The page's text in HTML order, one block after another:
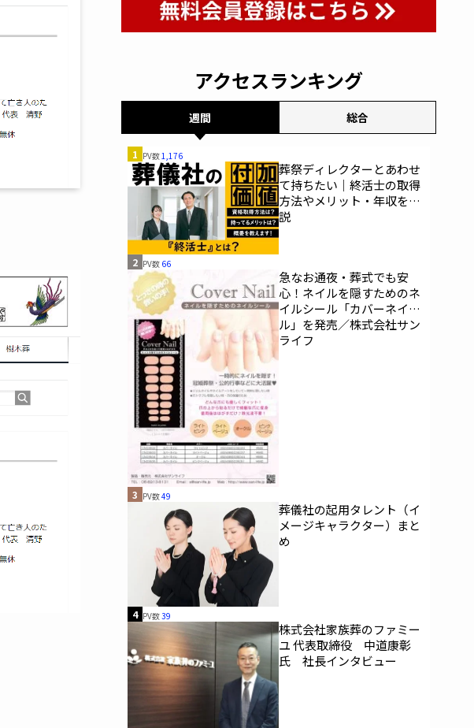
アクセスランキング
週間 総合
1 PV数1,176
葬祭ディレクターとあわせ
て持ちたい｜終活士の取得
方法やメリット・年収を解
説
2 PV数 66
急なお通夜・葬式でも安
心！ネイルを隠すためのネ
イルシール「カバーネイ
ル」を発売／株式会社サン
ライフ
3 PV数49
葬儀社の起用タレント（イ
メージキャラクター）まと
め
4 PV数39
株式会社家族葬のファミー
ユ 代表取締役 中道康彰
氏 社長インタビュー